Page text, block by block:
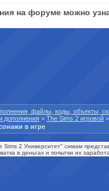
на форуме можно
файлы, коды, объекты,
дополнения > The Sims 2 игровой
в игре
2 Университет" симам
в деньгах и попытки их